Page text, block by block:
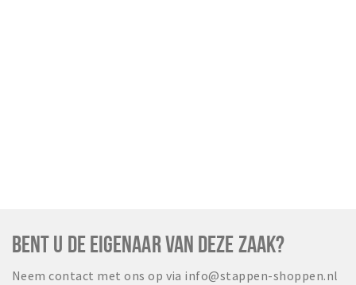
BENT U DE EIGENAAR VAN DEZE ZAAK?
Neem contact met ons op via info@stappen-shoppen.nl